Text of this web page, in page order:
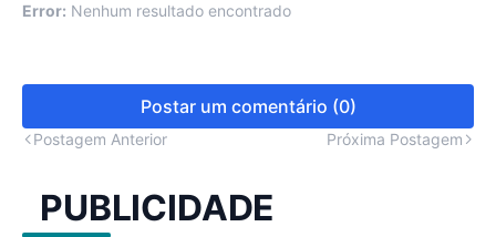
Error: Nenhum resultado encontrado
Postar um comentário (0)
Postagem Anterior Próxima Postagem
PUBLICIDADE